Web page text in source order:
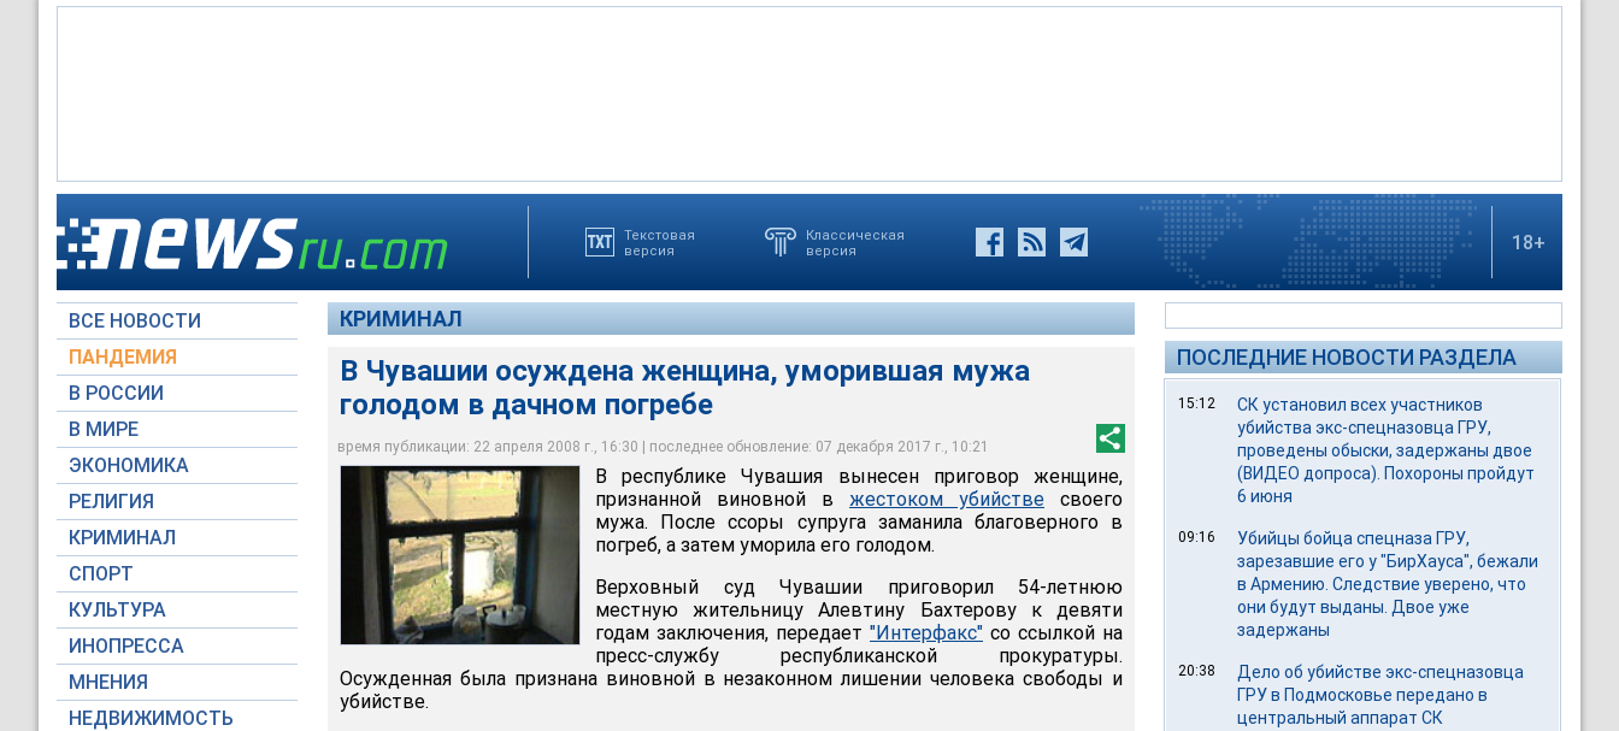
Текстовая
версия
Классическая
версия
18+
ВСЕ НОВОСТИ
ПАНДЕМИЯ
В РОССИИ
В МИРЕ
ЭКОНОМИКА
РЕЛИГИЯ
КРИМИНАЛ
СПОРТ
КУЛЬТУРА
ИНОПРЕССА
МНЕНИЯ
НЕДВИЖИМОСТЬ
КРИМИНАЛ
В Чувашии осуждена женщина, уморившая мужа
голодом в дачном погребе
время публикации: 22 апреля 2008 г., 16:30 | последнее обновление: 07 декабря 2017 г., 10:21
В Чувашии осуждена женщина, уморившая мужа голодом в дачном погребе
Архив NEWSru.com
В республике Чувашия вынесен приговор женщине,
признанной виновной в жестоком убийстве своего
мужа. После ссоры супруга заманила благоверного в
погреб, а затем уморила его голодом.
Верховный суд Чувашии приговорил 54-летнюю
местную жительницу Алевтину Бахтерову к девяти
годам заключения, передает "Интерфакс" со ссылкой на
пресс-службу республиканской прокуратуры.
Осужденная была признана виновной в незаконном лишении человека свободы и
убийстве.
ПОСЛЕДНИЕ НОВОСТИ РАЗДЕЛА
15:12
СК установил всех участников
убийства экс-спецназовца ГРУ,
проведены обыски, задержаны двое
(ВИДЕО допроса). Похороны пройдут
6 июня
09:16
Убийцы бойца спецназа ГРУ,
зарезавшие его у "БирХауса", бежали
в Армению. Следствие уверено, что
они будут выданы. Двое уже
задержаны
20:38
Дело об убийстве экс-спецназовца
ГРУ в Подмосковье передано в
центральный аппарат СК